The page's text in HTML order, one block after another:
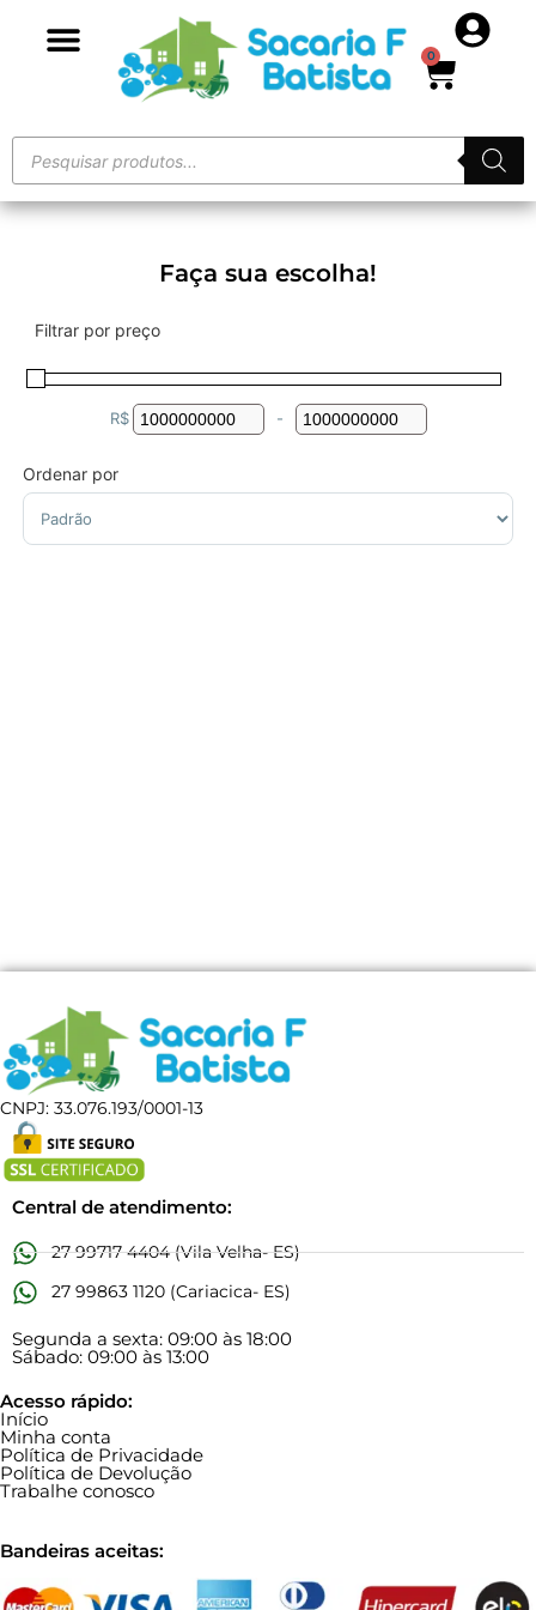
0
Faça sua escolha!
Filtrar por preço
R$ Minimum Price
-Maximum Price
Ordenar por
Sort Products
CNPJ: 33.076.193/0001-13
Central de atendimento:
27 99717 4404 (Vila Velha- ES)
27 99863 1120 (Cariacica- ES)
Segunda a sexta: 09:00 às 18:00
Sábado: 09:00 às 13:00
Acesso rápido:
Início
Minha conta
Política de Privacidade
Política de Devolução
Trabalhe conosco
Bandeiras aceitas: